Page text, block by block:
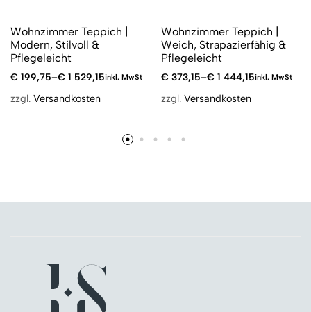
Wohnzimmer Teppich |
Modern, Stilvoll &
Pflegeleicht
€ 199,75–€ 1 529,15inkl. MwSt
zzgl. Versandkosten
Wohnzimmer Teppich |
Weich, Strapazierfähig &
Pflegeleicht
€ 373,15–€ 1 444,15inkl. MwSt
zzgl. Versandkosten